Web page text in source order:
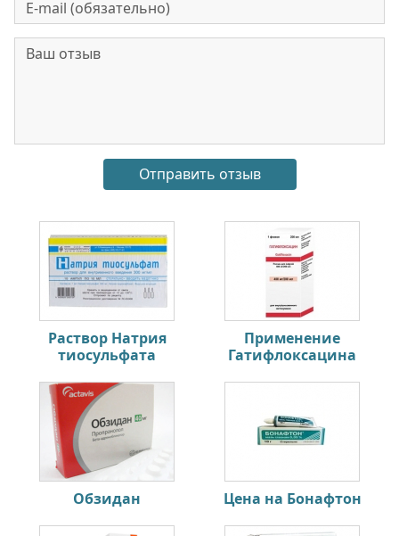
Раствор Натрия
тиосульфата
Применение
Гатифлоксацина
Обзидан Цена на Бонафтон